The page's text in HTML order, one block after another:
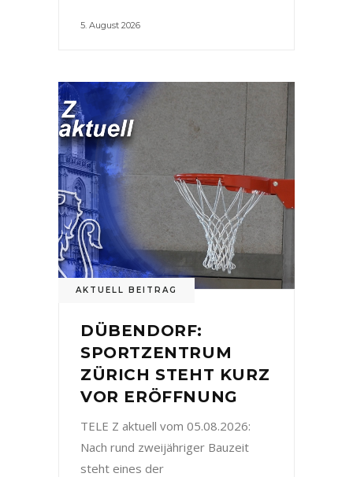
5. August 2026
AKTUELL BEITRAG
DÜBENDORF:
SPORTZENTRUM
ZÜRICH STEHT KURZ
VOR ERÖFFNUNG
TELE Z aktuell vom 05.08.2026:
Nach rund zweijähriger Bauzeit
steht eines der